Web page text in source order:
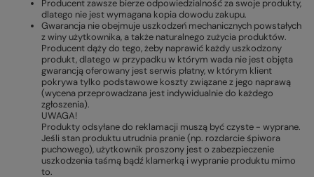
Producent zawsze bierze odpowiedzialność za swoje produkty,
dlatego nie jest wymagana kopia dowodu zakupu.
Gwarancja nie obejmuje uszkodzeń mechanicznych powstałych
z winy użytkownika, a także naturalnego zużycia produktów.
Producent dąży do tego, żeby naprawić każdy uszkodzony
produkt, dlatego w przypadku w którym wada nie jest objęta
gwarancją oferowany jest serwis płatny, w którym klient
pokrywa tylko podstawowe koszty związane z jego naprawą
(wycena przeprowadzana jest indywidualnie do każdego
zgłoszenia).
UWAGA!
Produkty odsyłane do reklamacji muszą być czyste - wyprane.
Jeśli stan produktu utrudnia pranie (np. rozdarcie śpiwora
puchowego), użytkownik proszony jest o zabezpieczenie
uszkodzenia taśmą bądź klamerką i wypranie produktu mimo
to.